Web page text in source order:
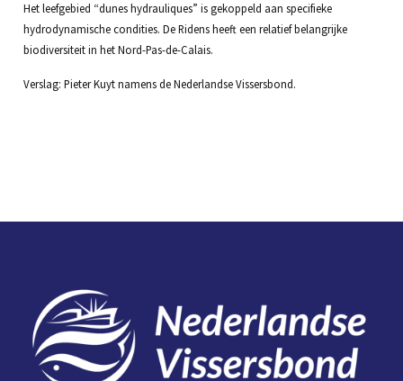
Het leefgebied “dunes hydrauliques” is gekoppeld aan specifieke
hydrodynamische condities. De Ridens heeft een relatief belangrijke
biodiversiteit in het Nord-Pas-de-Calais.
Verslag: Pieter Kuyt namens de Nederlandse Vissersbond.